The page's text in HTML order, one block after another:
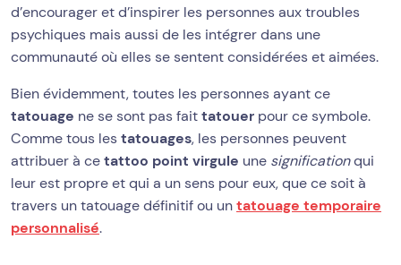
d’encourager et d’inspirer les personnes aux troubles
psychiques mais aussi de les intégrer dans une
communauté où elles se sentent considérées et aimées.
Bien évidemment, toutes les personnes ayant ce
tatouage ne se sont pas faittatouer pour ce symbole.
Comme tous lestatouages, les personnes peuvent
attribuer à cetattoo point virgule une significationqui
leur est propre et qui a un sens pour eux, que ce soit à
travers un tatouage définitif ou untatouage temporaire
personnalisé.